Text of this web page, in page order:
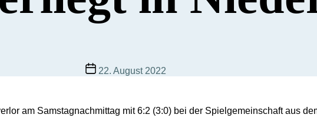
Beitragsdatum
22. August 2022
am Samstagnachmittag mit 6:2 (3:0) bei der Spielgemeinschaft aus